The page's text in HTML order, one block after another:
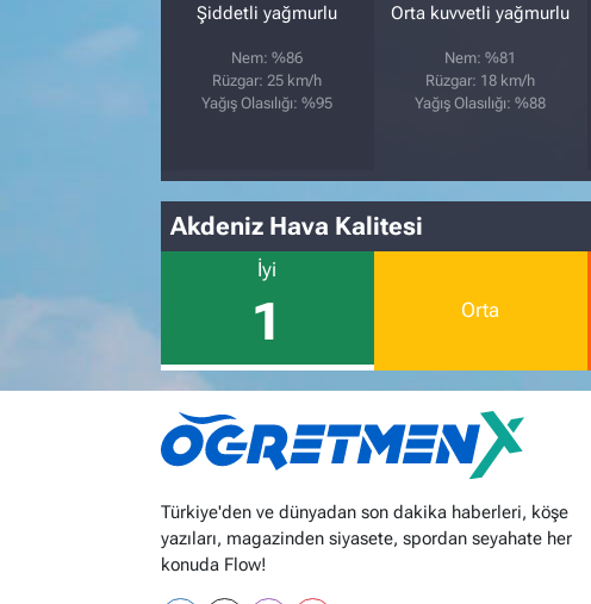
Şiddetli yağmurlu
Nem: %86
Rüzgar: 25 km/h
Yağış Olasılığı: %95
Orta kuvvetli yağmurlu
Nem: %81
Rüzgar: 18 km/h
Yağış Olasılığı: %88
Akdeniz Hava Kalitesi
İyi
1 Orta
Türkiye'den ve dünyadan son dakika haberleri, köşe
yazıları, magazinden siyasete, spordan seyahate her
konuda Flow!